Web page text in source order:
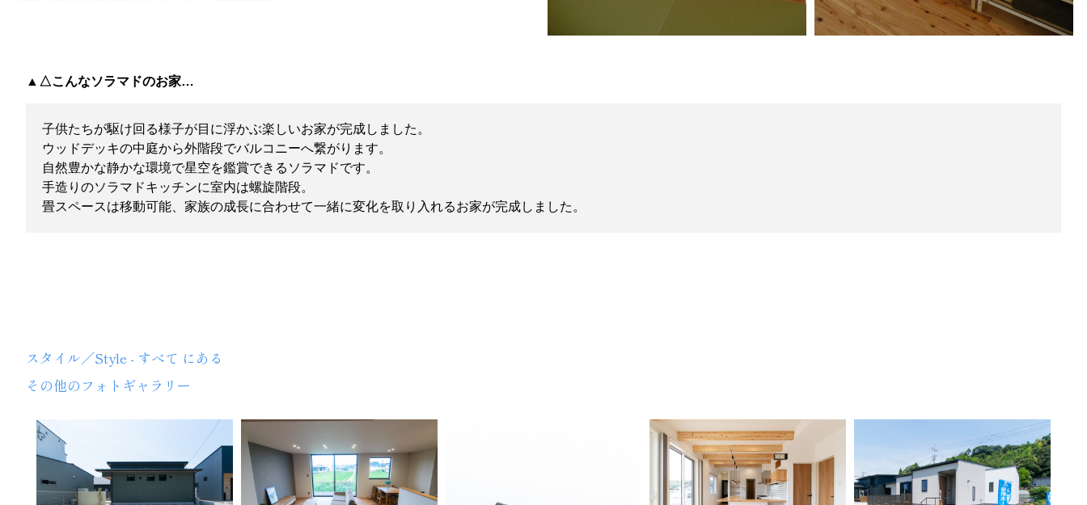
▲△こんなソラマドのお家…
子供たちが駆け回る様子が目に浮かぶ楽しいお家が完成しました。
ウッドデッキの中庭から外階段でバルコニーへ繋がります。
自然豊かな静かな環境で星空を鑑賞できるソラマドです。
手造りのソラマドキッチンに室内は螺旋階段。
畳スペースは移動可能、家族の成長に合わせて一緒に変化を取り入れるお家が完成しました。
スタイル／Style - すべて にある
その他のフォトギャラリー